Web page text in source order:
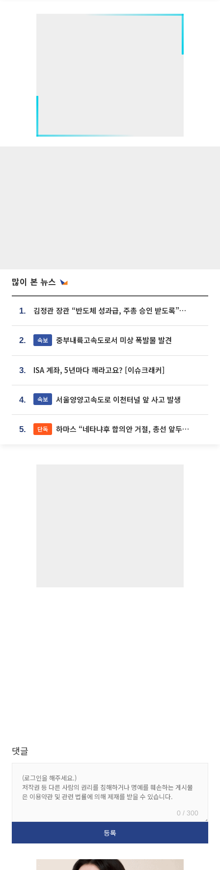
많이 본 뉴스
1. 김정관 장관 “반도체 성과급, 주총 승인 받도록”…상법·자본시장법 개정 시사
2. 속보 중부내륙고속도로서 미상 폭발물 발견
3. ISA 계좌, 5년마다 깨라고요? [이슈크래커]
4. 속보 서울양양고속도로 이천터널 앞 사고 발생
5. 단독 하마스 “네타냐후 합의안 거절, 총선 앞두고 시간 끌기”
댓글
0 / 300